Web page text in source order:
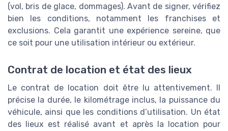
(vol, bris de glace, dommages). Avant de signer, vérifiez
bien les conditions, notamment les franchises et
exclusions. Cela garantit une expérience sereine, que
ce soit pour une utilisation intérieur ou extérieur.
Contrat de location et état des lieux
Le contrat de location doit être lu attentivement. Il
précise la durée, le kilométrage inclus, la puissance du
véhicule, ainsi que les conditions d’utilisation. Un état
des lieux est réalisé avant et après la location pour